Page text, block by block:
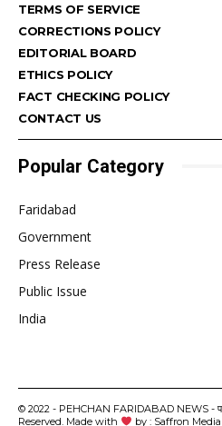
TERMS OF SERVICE
CORRECTIONS POLICY
EDITORIAL BOARD
ETHICS POLICY
FACT CHECKING POLICY
CONTACT US
Popular Category
Faridabad
Government
Press Release
Public Issue
India
© 2022 - PEHCHAN FARIDABAD NEWS -
Reserved. Made with
by : Saffron